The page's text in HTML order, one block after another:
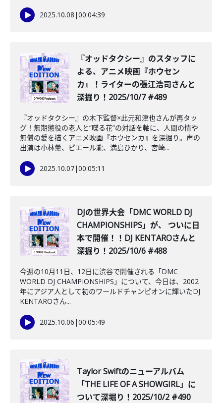
2025.10.08 |00:04:39
️『オッドタクシー』のスタッフに
よる、アニメ映画『ホウセン
カ』！ライターの張江浩司さんと
深掘り！2025/10/7 #489
『オッドタクシー』の木下監督×此元和津也さんが再タッ
グ！無期懲役の老人と“喋る花”の対話を軸に、人間の情や
無償の愛を描くアニメ映画『ホウセンカ』を深掘り。声の
出演は小林薫、ピエール瀧、満島ひかり、宮崎...
2025.10.07|00:05:11
DJの世界大会「DMC WORLD DJ
CHAMPIONSHIPS」が、 ついに日
本で開催！！DJ KENTAROさんと
深掘り！2025/10/6 #488
今週の10月11日、12日に渋谷で開催される「DMC
WORLD DJ CHAMPIONSHIPS」について、今日は、2002
年にアジア人として初のワールドチャンピオンに輝いたDJ
KENTAROさん...
2025.10.06 |00:05:49
Taylor Swiftのニューアルバム
「THE LIFE OF A SHOWGIRL」に
ついて深堀り！2025/10/2 #490